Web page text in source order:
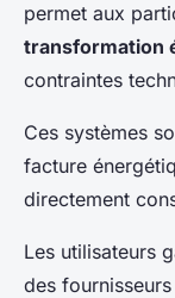
permet aux
transformation
contraintes
Ces systèmes
facture
directement
Les utilisateurs
des